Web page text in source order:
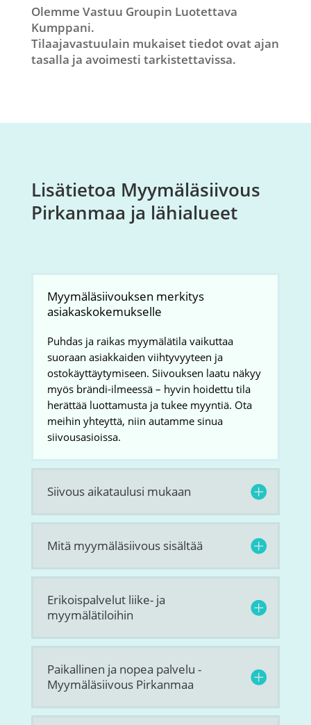
Olemme Vastuu Groupin Luotettava
Kumppani.
Tilaajavastuulain mukaiset tiedot ovat ajan
tasalla ja avoimesti tarkistettavissa.
Lisätietoa Myymäläsiivous
Pirkanmaa ja lähialueet
Myymäläsiivouksen merkitys
asiakaskokemukselle
Puhdas ja raikas myymälätila vaikuttaa
suoraan asiakkaiden viihtyvyyteen ja
ostokäyttäytymiseen. Siivouksen laatu näkyy
myös brändi-ilmeessä – hyvin hoidettu tila
herättää luottamusta ja tukee myyntiä. Ota
meihin yhteyttä, niin autamme sinua
siivousasioissa.
Siivous aikataulusi mukaan
Mitä myymäläsiivous sisältää
Erikoispalvelut liike- ja
myymälätiloihin
Paikallinen ja nopea palvelu -
Myymäläsiivous Pirkanmaa